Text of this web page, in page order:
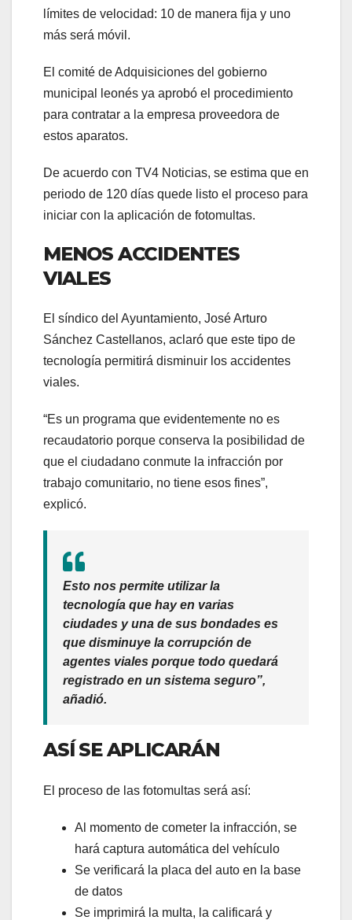
límites de velocidad: 10 de manera fija y uno
más será móvil.
El comité de Adquisiciones del gobierno
municipal leonés ya aprobó el procedimiento
para contratar a la empresa proveedora de
estos aparatos.
De acuerdo con TV4 Noticias, se estima que en
periodo de 120 días quede listo el proceso para
iniciar con la aplicación de fotomultas.
MENOS ACCIDENTES
VIALES
El síndico del Ayuntamiento, José Arturo
Sánchez Castellanos, aclaró que este tipo de
tecnología permitirá disminuir los accidentes
viales.
“Es un programa que evidentemente no es
recaudatorio porque conserva la posibilidad de
que el ciudadano conmute la infracción por
trabajo comunitario, no tiene esos fines”,
explicó.
Esto nos permite utilizar la
tecnología que hay en varias
ciudades y una de sus bondades es
que disminuye la corrupción de
agentes viales porque todo quedará
registrado en un sistema seguro”,
añadió.
ASÍ SE APLICARÁN
El proceso de las fotomultas será así:
Al momento de cometer la infracción, se
hará captura automática del vehículo
Se verificará la placa del auto en la base
de datos
Se imprimirá la multa, la calificará y